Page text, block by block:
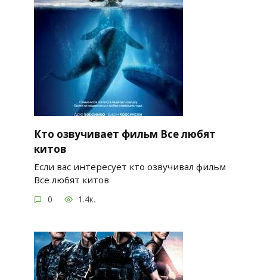
Кто озвучивает фильм Все любят
китов
Если вас интересует кто озвучивал фильм
Все любят китов
0 1.4к.